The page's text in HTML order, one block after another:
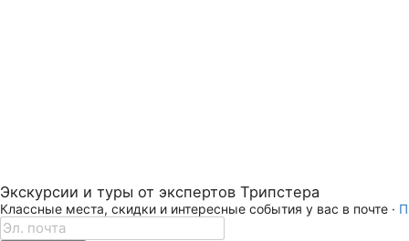
Экскурсии и туры от экспертов Трипстера
Классные места, скидки и интересные события у вас в почте ·